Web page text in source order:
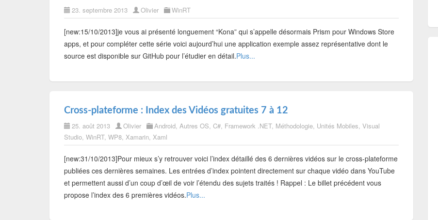
23. septembre 2013 Olivier WinRT
[new:15/10/2013]je vous ai présenté longuement “Kona” qui s’appelle désormais Prism pour Windows Store
apps, et pour compléter cette série voici aujourd’hui une application exemple assez représentative dont le
source est disponible sur GitHub pour l’étudier en détail.Plus...
Cross-plateforme : Index des Vidéos gratuites 7 à 12
25. août 2013 Olivier Android, Autres OS, C#, Framework .NET, Méthodologie, Unités Mobiles, Visual
Studio, WinRT, WP8, Xamarin, Xaml
[new:31/10/2013]Pour mieux s’y retrouver voici l’index détaillé des 6 dernières vidéos sur le cross-plateforme
publiées ces dernières semaines. Les entrées d’index pointent directement sur chaque vidéo dans YouTube
et permettent aussi d’un coup d’œil de voir l’étendu des sujets traités ! Rappel : Le billet précédent vous
propose l’index des 6 premières vidéos.Plus...